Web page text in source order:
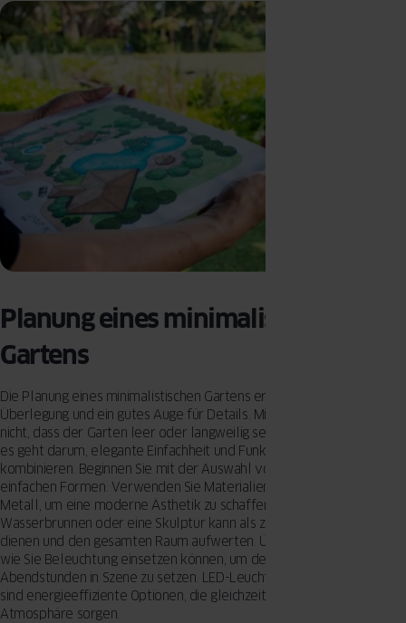
Planung eines minimalistischen
Gartens
Die Planung eines minimalistischen Gartens erfordert eine sorgfältige
Überlegung und ein gutes Auge für Details. Minimalismus bedeutet
nicht, dass der Garten leer oder langweilig sein muss. Im Gegenteil,
es geht darum, elegante Einfachheit und Funktionalität zu
kombinieren. Beginnen Sie mit der Auswahl von klaren Linien und
einfachen Formen. Verwenden Sie Materialien wie Beton, Holz und
Metall, um eine moderne Ästhetik zu schaffen. Ein gut platzierter
Wasserbrunnen oder eine Skulptur kann als zentrales Element
dienen und den gesamten Raum aufwerten. Überlegen Sie sich auch,
wie Sie Beleuchtung einsetzen können, um den Garten in den
Abendstunden in Szene zu setzen. LED-Leuchten oder Solarleuchten
sind energieeffiziente Optionen, die gleichzeitig für eine angenehme
Atmosphäre sorgen.